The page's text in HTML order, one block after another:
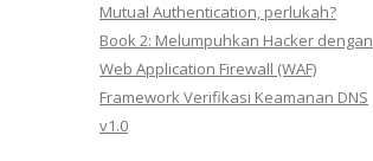
Mutual Authentication, perlukah?
Book 2: Melumpuhkan Hacker dengan
Web Application Firewall (WAF)
Framework Verifikasi Keamanan DNS
v1.0